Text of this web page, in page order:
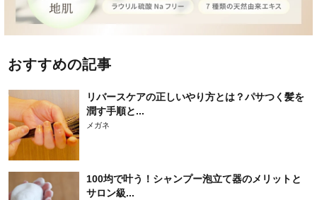
おすすめの記事
リバースケアの正しいやり方とは？パサつく髪を
潤す手順と...
メガネ
100均で叶う！シャンプー泡立て器のメリットと
サロン級...